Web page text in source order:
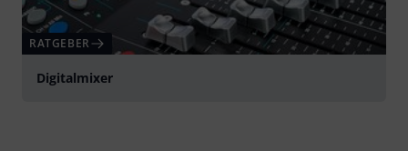
RATGEBER
Digitalmixer